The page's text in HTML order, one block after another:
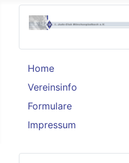
Home
Vereinsinfo
Formulare
Impressum